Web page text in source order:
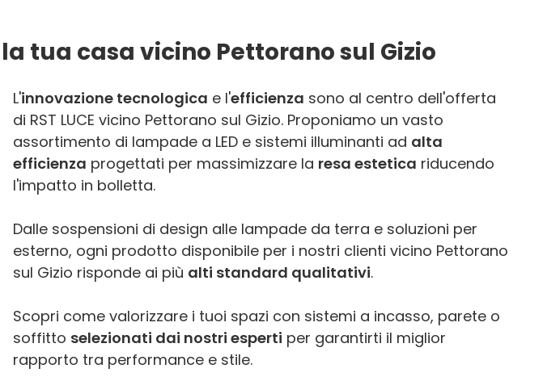
tua casa vicino Pettorano sul Gizio
L'innovazione tecnologica e l'efficienza sono al centro dell'offerta
di RST LUCE vicino Pettorano sul Gizio. Proponiamo un vasto
assortimento di lampade a LED e sistemi illuminanti ad alta
efficienza progettati per massimizzare la resa estetica riducendo
l'impatto in bolletta.
Dalle sospensioni di design alle lampade da terra e soluzioni per
esterno, ogni prodotto disponibile per i nostri clienti vicino Pettorano
sul Gizio risponde ai più alti standard qualitativi.
Scopri come valorizzare i tuoi spazi con sistemi a incasso, parete o
soffitto selezionati dai nostri esperti per garantirti il miglior
rapporto tra performance e stile.